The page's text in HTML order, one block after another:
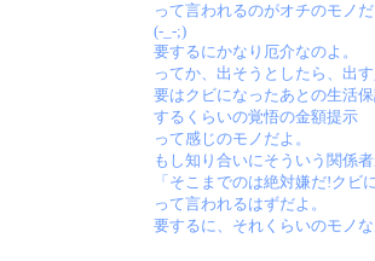
って言われるのがオチのモノ
(-_-;)
要するにかなり厄介なのよ。
ってか、出そうとしたら、出
要はクビになったあとの生活
するくらいの覚悟の金額提示
って感じのモノだよ。
もし知り合いにそういう関係
「そこまでのは絶対嫌だ!クビ
って言われるはずだよ。
要するに、それくらいのモノな